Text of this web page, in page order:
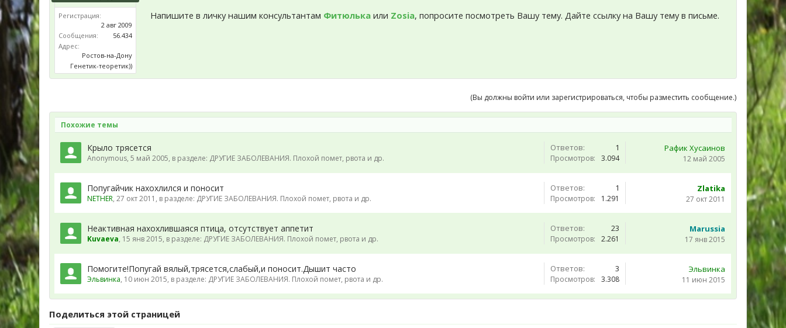
Регистрация:
2 авг 2009
Сообщения:
56.434
Адрес:
Ростов-на-Дону
Генетик-теоретик))
Напишите в личку нашим консультантам Фитюлька или Zosia, попросите посмотреть Вашу тему. Дайте ссылку на Вашу тему в письме.
(Вы должны войти или зарегистрироваться, чтобы разместить сообщение.)
Похожие темы
Крыло трясется
Anonymous,5 май 2005, в разделе: ДРУГИЕ ЗАБОЛЕВАНИЯ. Плохой помет, рвота и др.
Ответов: 1
Просмотров: 3.094
Рафик Хусаинов
12 май 2005
Попугайчик нахохлился и поносит
NETHER,27 окт 2011 , в разделе: ДРУГИЕ ЗАБОЛЕВАНИЯ. Плохой помет, рвота и др.
Ответов: 1
Просмотров: 1.291
Zlatika
27 окт 2011
Неактивная нахохлившаяся птица, отсутствует аппетит
Kuvaeva, 15 янв 2015, в разделе: ДРУГИЕ ЗАБОЛЕВАНИЯ. Плохой помет, рвота и др.
Ответов: 23
Просмотров: 2.261
Marussia
17 янв 2015
Помогите!Попугай вялый,трясется,слабый,и поносит.Дышит часто
Эльвинка, 10 июн 2015, в разделе: ДРУГИЕ ЗАБОЛЕВАНИЯ. Плохой помет, рвота и др.
Ответов: 3
Просмотров: 3.308
Эльвинка
11 июн 2015
Поделиться этой страницей